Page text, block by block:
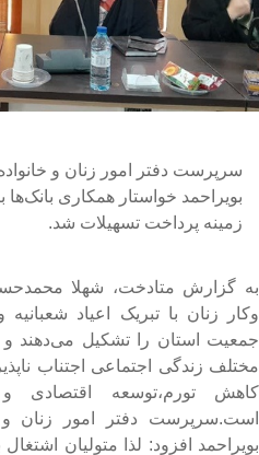
سرپرست دفتر امور زنان و خانواده
بویراحمد خواستار همکاری بانک‌ها
زمینه پرداخت تسهیلات شد.
گزارش متادخت، شهلا
زنان با تبریک اعیاد
استان را تشکیل می‌دهند و
زندگی اجتماعی اجتناب
تورم،توسعه اقتصادی
سرپرست دفتر امور زنان و‌
افزود: لذا متولیان